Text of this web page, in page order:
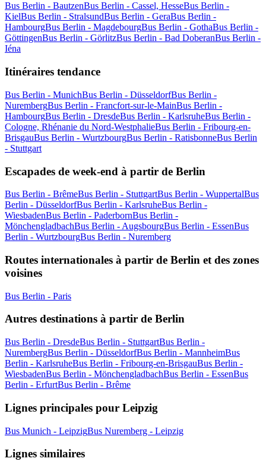
Bus Berlin - BautzenBus Berlin - Cassel, HesseBus Berlin -
KielBus Berlin - StralsundBus Berlin - GeraBus Berlin -
HambourgBus Berlin - MagdebourgBus Berlin - GothaBus Berlin -
GöttingenBus Berlin - GörlitzBus Berlin - Bad DoberanBus Berlin -
Iéna
Itinéraires tendance
Bus Berlin - MunichBus Berlin - DüsseldorfBus Berlin -
NurembergBus Berlin - Francfort-sur-le-MainBus Berlin -
HambourgBus Berlin - DresdeBus Berlin - KarlsruheBus Berlin -
Cologne, Rhénanie du Nord-WestphalieBus Berlin - Fribourg-en-
BrisgauBus Berlin - WurtzbourgBus Berlin - RatisbonneBus Berlin
- Stuttgart
Escapades de week-end à partir de Berlin
Bus Berlin - BrêmeBus Berlin - StuttgartBus Berlin - WuppertalBus
Berlin - DüsseldorfBus Berlin - KarlsruheBus Berlin -
WiesbadenBus Berlin - PaderbornBus Berlin -
MönchengladbachBus Berlin - AugsbourgBus Berlin - EssenBus
Berlin - WurtzbourgBus Berlin - Nuremberg
Routes internationales à partir de Berlin et des zones
voisines
Bus Berlin - Paris
Autres destinations à partir de Berlin
Bus Berlin - DresdeBus Berlin - StuttgartBus Berlin -
NurembergBus Berlin - DüsseldorfBus Berlin - MannheimBus
Berlin - KarlsruheBus Berlin - Fribourg-en-BrisgauBus Berlin -
WiesbadenBus Berlin - MönchengladbachBus Berlin - EssenBus
Berlin - ErfurtBus Berlin - Brême
Lignes principales pour Leipzig
Bus Munich - LeipzigBus Nuremberg - Leipzig
Lignes similaires